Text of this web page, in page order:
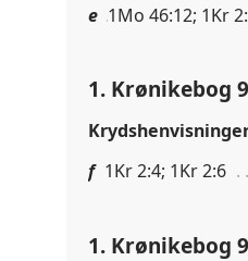
e 1Mo 46:12; 1Kr
1. Krønikebog
f 1Kr 2:4; 1Kr 2:6
1. Krønikebog